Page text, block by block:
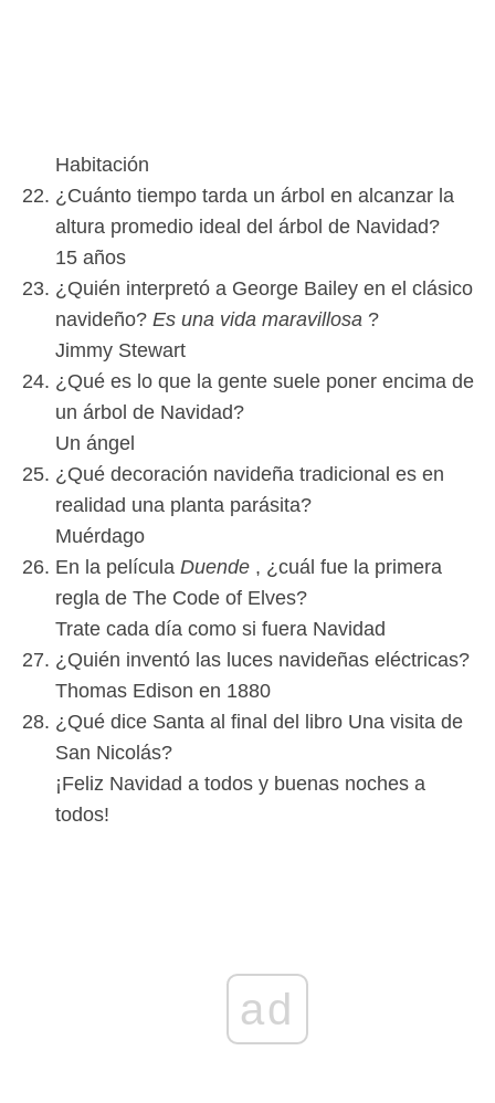
Habitación
¿Cuánto tiempo tarda un árbol en alcanzar la
altura promedio ideal del árbol de Navidad?
15 años
¿Quién interpretó a George Bailey en el clásico
navideño? Es una vida maravillosa ?
Jimmy Stewart
¿Qué es lo que la gente suele poner encima de
un árbol de Navidad?
Un ángel
¿Qué decoración navideña tradicional es en
realidad una planta parásita?
Muérdago
En la película Duende , ¿cuál fue la primera
regla de The Code of Elves?
Trate cada día como si fuera Navidad
¿Quién inventó las luces navideñas eléctricas?
Thomas Edison en 1880
¿Qué dice Santa al final del libro Una visita de
San Nicolás?
¡Feliz Navidad a todos y buenas noches a
todos!
ad